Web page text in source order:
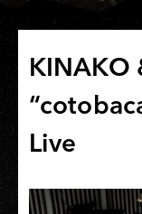
KINAKO
Live